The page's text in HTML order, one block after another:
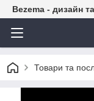
Bezema - дизайн
Товари та